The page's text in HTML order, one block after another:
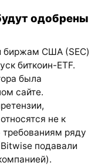
одобрены
биржам США (SEC)
биткоин-ETF.
была
сайте.
не к
требованиям ряду
подавали